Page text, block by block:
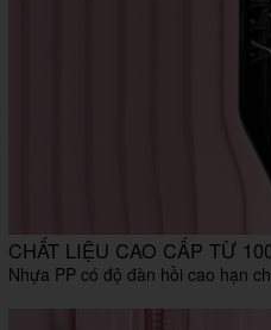
CHẤT LIỆU CAO CẤP TỪ
Nhựa PP có độ đàn hồi cao hạn